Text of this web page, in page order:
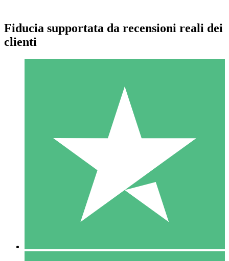
Pacchetti di Crediti Individuali
Paga a consumo con crediti di download. Nessun impegno
1 Download
10
US$1500
Fiducia supportata da recensioni reali dei
clienti